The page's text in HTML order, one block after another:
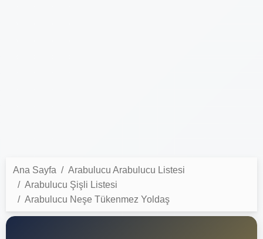
Ana Sayfa
Arabulucu Arabulucu Listesi
Arabulucu Şişli Listesi
Arabulucu Neşe Tükenmez Yoldaş